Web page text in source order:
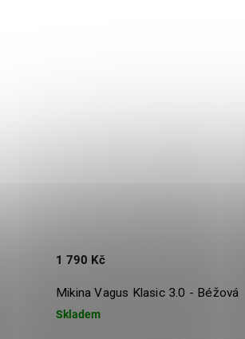
Mikina Vagus Klasic 3.0 - Béžová
Skladem
1 790 Kč